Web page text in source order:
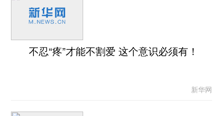
不忍“疼”才能不割爱 这个意识必须有！
新华网